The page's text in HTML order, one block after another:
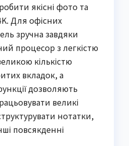
якісні фото та
Для офісних
зручна завдяки
процесор з легкістю
кількістю
вкладок, а
дозволяють
великі
нотатки,
повсякденні